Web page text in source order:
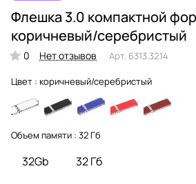
Флешка 3.0 компактной
коричневый/серебристый
0 Нет отзывов Арт. 6313.32.14
Цвет : коричневый/серебристый
Объем памяти : 32 Гб
32Gb 32 Гб